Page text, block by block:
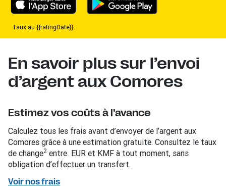
Taux au {{ratingDate}}.
En savoir plus sur l’envoi
d’argent aux Comores
Estimez vos coûts à l’avance
Calculez tous les frais avant d’envoyer de l’argent aux
Comores grâce à une estimation gratuite. Consultez le taux
de change2 entre EUR et KMF à tout moment, sans
obligation d’effectuer un transfert.
Voir nos frais